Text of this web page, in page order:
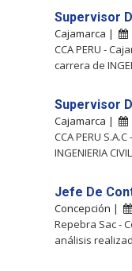
Supervisor
Cajamarca |
CCA PERU -
carrera de
Supervisor
Cajamarca |
CCA PERU
INGENIERIA
Jefe De
Concepción |
Repebra Sac -
análisis